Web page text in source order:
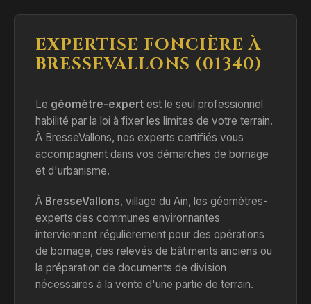
EXPERTISE FONCIÈRE À
BRESSEVALLONS (01340)
Le géomètre-expert est le seul professionnel
habilité par la loi à fixer les limites de votre terrain.
À BresseVallons, nos experts certifiés vous
accompagnent dans vos démarches de bornage
et d'urbanisme.
À BresseVallons, village du Ain, les géomètres-
experts des communes environnantes
interviennent régulièrement pour des opérations
de bornage, des relevés de bâtiments anciens ou
la préparation de documents de division
nécessaires à la vente d'une partie de terrain.